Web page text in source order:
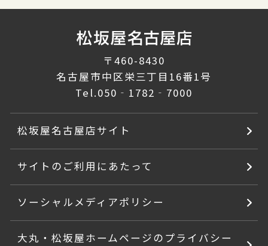
〒460-8430
名古屋市中区栄三丁目16番1号
Tel.050‐1782‐7000
松坂屋名古屋店サイト
サイトのご利用にあたって
ソーシャルメディアポリシー
大丸・松坂屋ホームページのプライバシー